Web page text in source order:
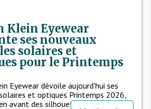
Klein Eyewear
ses nouveaux
solaires et
pour le Printemps
Eyewear dévoile aujourd'hui ses
et optiques Printemps 2026,
avant des silhouettes